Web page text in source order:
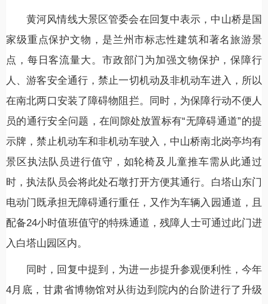
黄河风情线大景区管委会在回复中表示，中山桥是国
家级重点保护文物，是兰州市标志性建筑和著名旅游景
点，每日客流量大。市政部门为加强文物保护，保障行
人、游客安全通行，禁止一切机动及非机动车进入，所以
在南北两口安装了障碍物阻拦。同时，为保障行动不便人
员的通行安全问题，在间隙处放置标有“无障碍通道”的提
示牌，禁止机动车和非机动车驶入，中山桥南北岗亭均有
景区执法队员进行值守，如轮椅及儿童推车需从此通过
时，执法队员会将此处石墩打开方便其通行。白塔山东门
电动门既承担无障碍通行重任，又作为车辆入园通道，且
配备24小时值班值守的特殊通道，残障人士可通过此门进
入白塔山园区内。
同时，回复中提到，为进一步提升参观便利性，今年
4月底，甘肃省博物馆对从街边到院内的台阶进行了升级